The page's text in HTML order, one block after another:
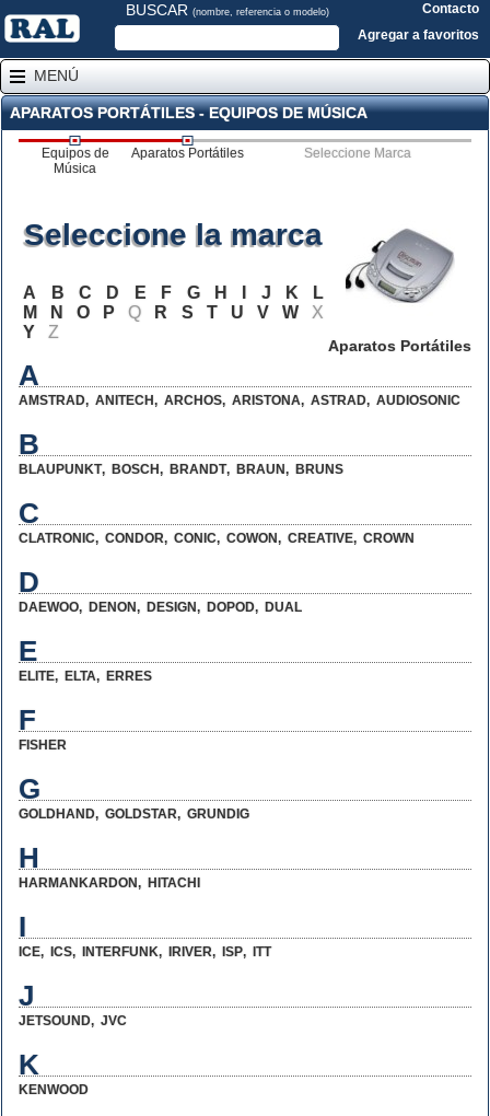
BUSCAR (nombre, referencia o modelo)
Contacto
Agregar a favoritos
MENÚ
APARATOS PORTÁTILES - EQUIPOS DE MÚSICA
Equipos de
Música
Aparatos Portátiles Seleccione Marca
Aparatos Portátiles
Seleccione la marca
A B C D E F G H J K
L
M
N O P Q R S T U V W
X
Y
Z
A
AMSTRAD, ANITECH , ARCHOS, ARISTONA, ASTRAD, AUDIOSONIC
B
BLAUPUNKT, BOSCH , BRANDT, BRAUN, BRUNS
C
CLATRONIC, CONDOR, CONIC, COWON, CREATIVE, CROWN
D
DAEWOO, DENON, DESIGN, DOPOD, DUAL
E
ELITE, ELTA, ERRES
F
FISHER
G
GOLDHAND, GOLDSTAR, GRUNDIG
H
HARMANKARDON, HITACHI
I
ICE, ICS, INTERFUNK, IRIVER, ISP, ITT
J
JETSOUND, JVC
K
KENWOOD